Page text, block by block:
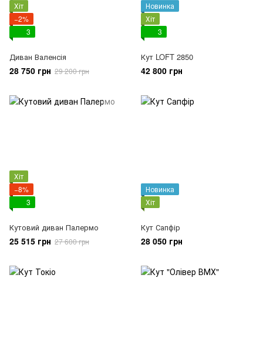
Хіт
−2%
3
Диван Валенсія
28 750 грн 29 200 грн
Новинка
Хіт
3
Кут LOFT 2850
42 800 грн
Хіт
−8%
3
Кутовий диван Палермо
25 515 грн 27 600 грн
Новинка
Хіт
Кут Сапфір
28 050 грн